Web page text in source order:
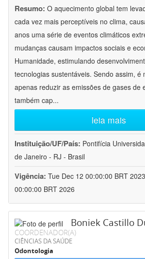
Resumo: O aquecimento global tem
cada vez mais perceptíveis no clima,
anos uma série de eventos climáticos
mudanças causam impactos sociais e
Humanidade, estimulando
tecnologias sustentáveis. Sendo assim, é
apenas reduzir as emissões de gases de
também cap...
leia mais
Instituição/UF/País: Pontifícia
de Janeiro - RJ - Brasil
Vigência: Tue Dec 12 00:00:00 BRT
00:00:00 BRT 2026
Boniek Castillo
COORDENADOR(A)
CIÊNCIAS DA SAÚDE
Odontologia